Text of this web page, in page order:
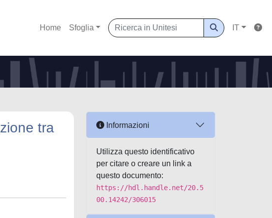
Home Sfoglia IT
tra
Informazioni
Utilizza questo identificativo
per citare o creare un link a
questo documento:
https://hdl.handle.net/20.5
00.14242/306015